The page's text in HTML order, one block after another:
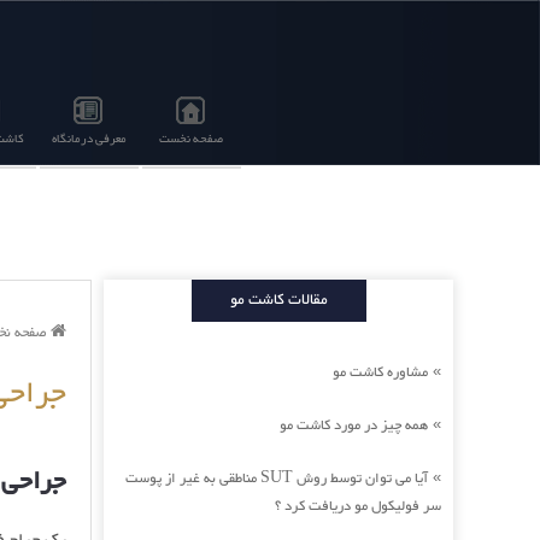
صفحه نخست معرفی درمانگاه
صفحه
مقالات کاشت مو
» مشاوره کاشت مو
» همه چیز در مورد کاشت مو
»
آیا می توان توسط روش SUT مناطقی به غیر از پوست
سر فولیکول مو دریافت کرد ؟